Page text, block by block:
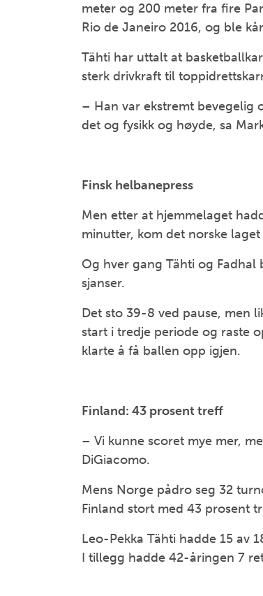
meter og 200 meter fra fire
Rio de Janeiro 2016, og ble
Tähti har uttalt at
sterk drivkraft til
– Han var ekstremt bevegelig
det og fysikk og høyde, sa
Finsk helbanepress
Men etter at hjemmelaget
minutter, kom det norske
Og hver gang Tähti og
sjanser.
Det sto 39-8 ved pause, men
start i tredje periode og raste
klarte å få ballen opp igjen.
Finland: 43 prosent treff
– Vi kunne scoret mye mer,
DiGiacomo.
Mens Norge pådro seg 32
Finland stort med 43 prosent
Leo-Pekka Tähti hadde 15 av
I tillegg hadde 42-åringen 7